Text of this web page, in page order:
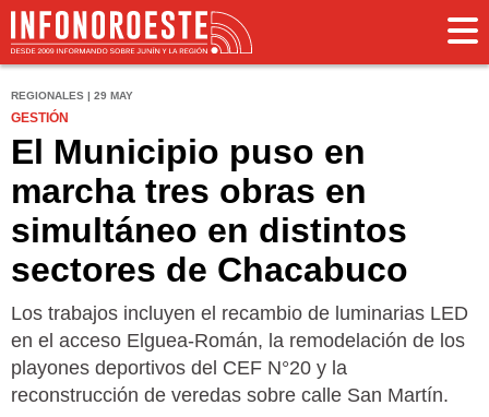
REGIONALES | 29 MAY
GESTIÓN
El Municipio puso en
marcha tres obras en
simultáneo en distintos
sectores de Chacabuco
Los trabajos incluyen el recambio de luminarias LED
en el acceso Elguea-Román, la remodelación de los
playones deportivos del CEF N°20 y la
reconstrucción de veredas sobre calle San Martín.